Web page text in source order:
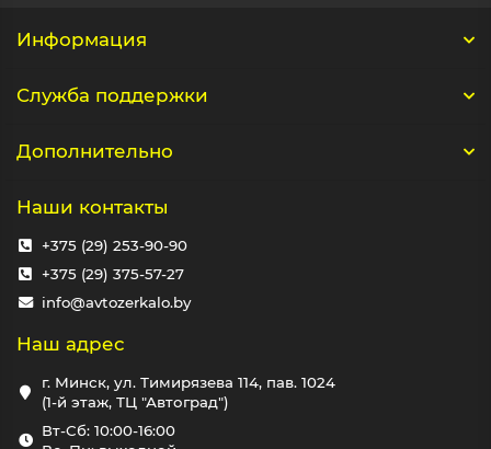
Информация
Служба поддержки
Дополнительно
Наши контакты
+375 (29) 253-90-90
+375 (29) 375-57-27
info@avtozerkalo.by
Наш адрес
г. Минск, ул. Тимирязева 114, пав. 1024
(1-й этаж, ТЦ "Автоград")
Вт-Сб: 10:00-16:00